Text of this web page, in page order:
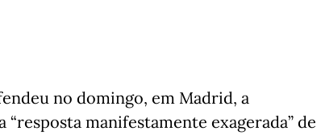
no domingo, em Madrid, a
“resposta manifestamente exagerada” de